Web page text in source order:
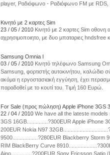
player, Ραδιόφωνο - Ραδιόφωνο FM με
Κινητό με 2 καρτες Sim
23 / 05 / 2010 Κινητό με 2 καρτες Sim
αχρησιμοποιητο, με δυο μπαταριες hndsfree
Samsung Omnia I
03 / 05 / 2010 Κινητό τηλέφωνο Samsung
Samsung, φορτιστής αυτοκινήτου, καλώδιο
ακόμα η εργοστασιακή εγγύηση, έχει
παραδοθεί με το κουτί του. Τιμή 160 Ευρώ.
For Sale (προς πώληση) Apple iPhone 3GS
22 / 04 / 2010 We have all the lateste
3GS 16GB..............?300EUR Apple iPhone
200EUR Nokia N97
9500.................?280EUR Blackberry Storm
RIM BlackBerry Curve
Aino..............?200EUR Sony Ericsson Satio